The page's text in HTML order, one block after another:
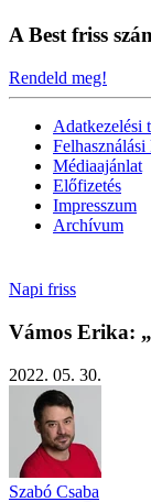
A Best friss
Rendeld meg!
Adatkezelési
Felhasználási
Médiaajánlat
Előfizetés
Impresszum
Archívum
Napi friss
Vámos Erika:
2022. 05. 30.
Szabó Csaba